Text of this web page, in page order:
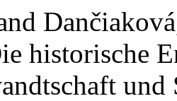
historische